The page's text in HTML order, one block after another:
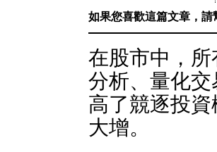
如果您喜歡這篇文章，請
在股市中，
分析、量化
高了競逐投
大增。